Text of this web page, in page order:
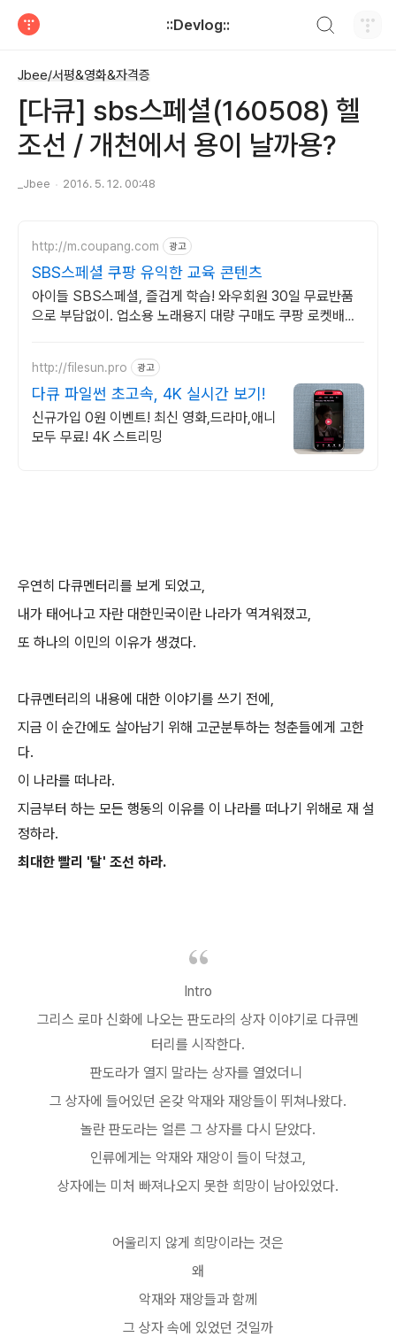
::Devlog::
Jbee/서평&영화&자격증
[다큐] sbs스페셜(160508) 헬
조선 / 개천에서 용이 날까용?
_Jbee 2016. 5. 12. 00:48
http://m.coupang.com 광고
SBS스페셜 쿠팡 유익한 교육 콘텐츠
아이들 SBS스페셜, 즐겁게 학습! 와우회원 30일 무료반품
으로 부담없이. 업소용 노래용지 대량 구매도 쿠팡 로켓배송
http://filesun.pro 광고
다큐 파일썬 초고속, 4K 실시간 보기!
신규가입 0원 이벤트! 최신 영화,드라마,애니
모두 무료! 4K 스트리밍
우연히 다큐멘터리를 보게 되었고,
내가 태어나고 자란 대한민국이란 나라가 역겨워졌고,
또 하나의 이민의 이유가 생겼다.
다큐멘터리의 내용에 대한 이야기를 쓰기 전에,
지금 이 순간에도 살아남기 위해 고군분투하는 청춘들에게 고한
다.
이 나라를 떠나라.
지금부터 하는 모든 행동의 이유를 이 나라를 떠나기 위해로 재 설
정하라.
최대한 빨리 '탈' 조선 하라.
Intro
그리스 로마 신화에 나오는 판도라의 상자 이야기로 다큐멘
터리를 시작한다.
판도라가 열지 말라는 상자를 열었더니
그 상자에 들어있던 온갖 악재와 재앙들이 뛰쳐나왔다.
놀란 판도라는 얼른 그 상자를 다시 닫았다.
인류에게는 악재와 재앙이 들이 닥쳤고,
상자에는 미처 빠져나오지 못한 희망이 남아있었다.
어울리지 않게 희망이라는 것은
왜
악재와 재앙들과 함께
그 상자 속에 있었던 것일까